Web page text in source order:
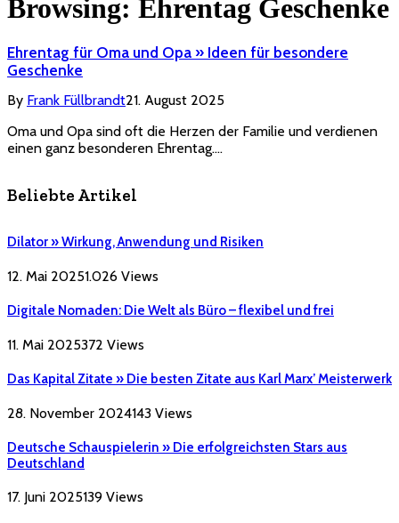
Browsing: Ehrentag Geschenke
Ehrentag für Oma und Opa » Ideen für besondere
Geschenke
By Frank Füllbrandt21. August 2025
Oma und Opa sind oft die Herzen der Familie und verdienen
einen ganz besonderen Ehrentag.…
Beliebte Artikel
Dilator » Wirkung, Anwendung und Risiken
12. Mai 20251.026 Views
Digitale Nomaden: Die Welt als Büro – flexibel und frei
11. Mai 2025372 Views
Das Kapital Zitate » Die besten Zitate aus Karl Marx’ Meisterwerk
28. November 2024143 Views
Deutsche Schauspielerin » Die erfolgreichsten Stars aus
Deutschland
17. Juni 2025139 Views